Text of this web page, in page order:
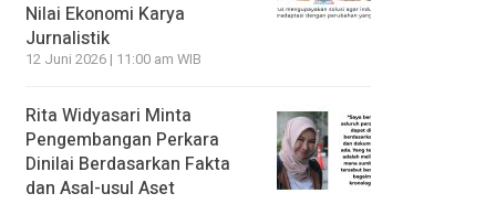
Nilai Ekonomi Karya
Jurnalistik
12 Juni 2026 | 11:00 am WIB
Rita Widyasari Minta
Pengembangan Perkara
Dinilai Berdasarkan Fakta
dan Asal-usul Aset